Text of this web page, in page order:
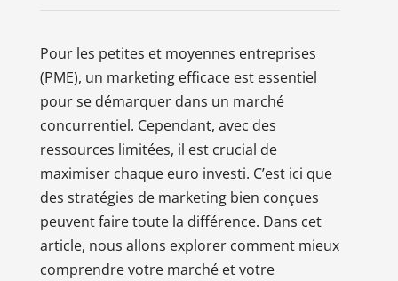
Pour les petites et moyennes entreprises
(PME), un marketing efficace est essentiel
pour se démarquer dans un marché
concurrentiel. Cependant, avec des
ressources limitées, il est crucial de
maximiser chaque euro investi. C’est ici que
des stratégies de marketing bien conçues
peuvent faire toute la différence. Dans cet
article, nous allons explorer comment mieux
comprendre votre marché et votre